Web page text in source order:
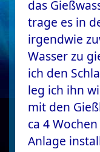
das
trage es in
irgendwie
Wasser zu
ich den
leg ich ihn
mit den
ca 4
Anlage